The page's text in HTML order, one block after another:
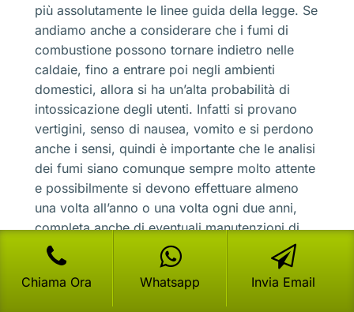
più assolutamente le linee guida della legge. Se
andiamo anche a considerare che i fumi di
combustione possono tornare indietro nelle
caldaie, fino a entrare poi negli ambienti
domestici, allora si ha un’alta probabilità di
intossicazione degli utenti. Infatti si provano
vertigini, senso di nausea, vomito e si perdono
anche i sensi, quindi è importante che le analisi
dei fumi siano comunque sempre molto attente
e possibilmente si devono effettuare almeno
una volta all’anno o una volta ogni due anni,
completa anche di eventuali manutenzioni di
pulizia.Nella
Prima Accensione Beretta Inzago
è importante non dimenticarsi proprio di questa
analisi. Attenzione che non avviene solo nella
Prima Accensione Beretta Inzago
Chiama Ora Whatsapp Invia Email